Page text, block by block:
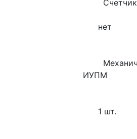
        Счетчик
      нет
ИУПМ
      1 шт.